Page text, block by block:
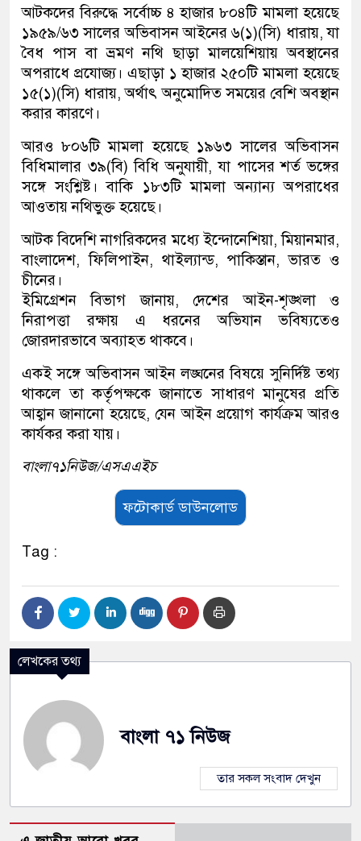
আটকদের বিরুদ্ধে সর্বোচ্চ ৪ হাজার ৮০৪টি মামলা হয়েছে
১৯৫৯/৬৩ সালের অভিবাসন আইনের ৬(১)(সি) ধারায়, যা
বৈধ পাস বা ভ্রমণ নথি ছাড়া মালয়েশিয়ায় অবস্থানের
অপরাধে প্রযোজ্য। এছাড়া ১ হাজার ২৫০টি মামলা হয়েছে
১৫(১)(সি) ধারায়, অর্থাৎ অনুমোদিত সময়ের বেশি অবস্থান
করার কারণে।
আরও ৮০৬টি মামলা হয়েছে ১৯৬৩ সালের অভিবাসন
বিধিমালার ৩৯(বি) বিধি অনুযায়ী, যা পাসের শর্ত ভঙ্গের
সঙ্গে সংশ্লিষ্ট। বাকি ১৮৩টি মামলা অন্যান্য অপরাধের
আওতায় নথিভুক্ত হয়েছে।
আটক বিদেশি নাগরিকদের মধ্যে ইন্দোনেশিয়া, মিয়ানমার,
বাংলাদেশ, ফিলিপাইন, থাইল্যান্ড, পাকিস্তান, ভারত ও
চীনের।
ইমিগ্রেশন বিভাগ জানায়, দেশের আইন-শৃঙ্খলা ও
নিরাপত্তা রক্ষায় এ ধরনের অভিযান ভবিষ্যতেও
জোরদারভাবে অব্যাহত থাকবে।
একই সঙ্গে অভিবাসন আইন লঙ্ঘনের বিষয়ে সুনির্দিষ্ট তথ্য
থাকলে তা কর্তৃপক্ষকে জানাতে সাধারণ মানুষের প্রতি
আহ্বান জানানো হয়েছে, যেন আইন প্রয়োগ কার্যক্রম আরও
কার্যকর করা যায়।
বাংলা৭১নিউজ/এসএএইচ
ফটোকার্ড ডাউনলোড
Tag :
লেখকের তথ্য
বাংলা ৭১ নিউজ
তার সকল সংবাদ দেখুন